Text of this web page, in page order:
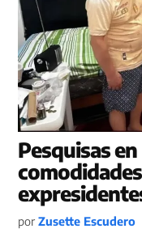
Pesquisas
por Zusette Escudero